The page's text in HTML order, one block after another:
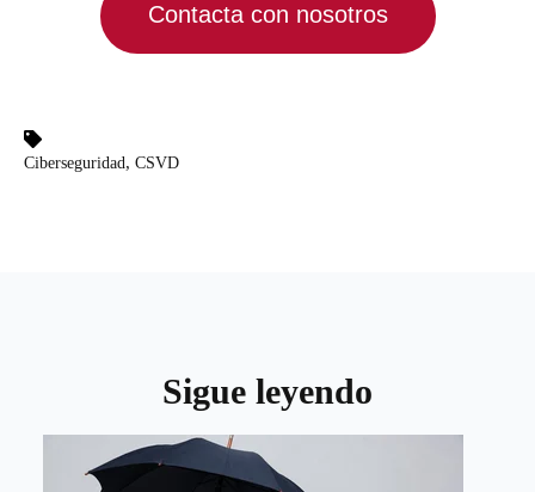
Contacta con nosotros
Ciberseguridad, CSVD
Sigue leyendo